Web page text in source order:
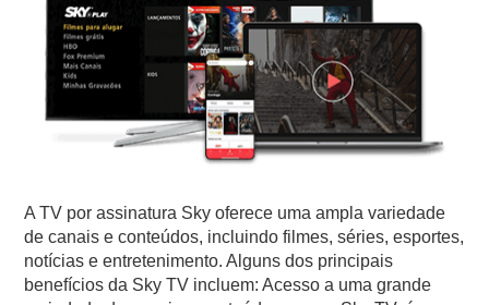
A TV por assinatura Sky oferece uma ampla variedade
de canais e conteúdos, incluindo filmes, séries, esportes,
notícias e entretenimento. Alguns dos principais
benefícios da Sky TV incluem: Acesso a uma grande